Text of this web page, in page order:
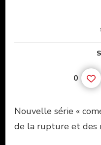
0
Nouvelle série «
de la rupture et des